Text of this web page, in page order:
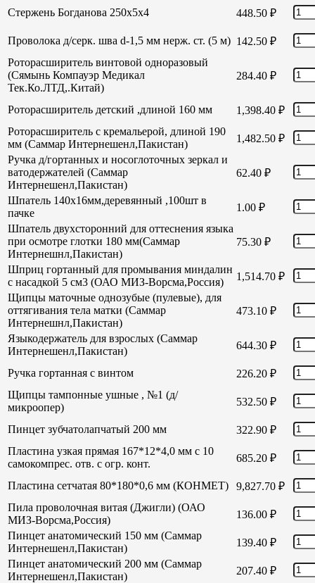
Стержень Богданова 250х5х4 448.50 ₽
Проволока д/серк. шва d-1,5 мм нерж. ст. (5 м) 142.50 ₽
Роторасширитель винтовой одноразовый
(Сямынь Компауэр Медикал
Тек.Ко.ЛТД,.Китай)
284.40 ₽
Роторасширитель детский ,длиной 160 мм 1,398.40 ₽
Роторасширитель с кремальерой, длиной 190
мм (Саммар Интернешенл,Пакистан)
1,482.50 ₽
Ручка д/гортанных и носоглоточных зеркал и
ватодержателей (Саммар
Интернешенл,Пакистан)
62.40 ₽
Шпатель 140х16мм,деревянный ,100шт в
пачке
1.00 ₽
Шпатель двухсторонний для оттеснения языка
при осмотре глотки 180 мм(Саммар
Интернешнл,Пакистан)
75.30 ₽
Шприц гортанный для промывания миндалин
с насадкой 5 см3 (ОАО МИЗ-Ворсма,Россия)
1,514.70 ₽
Щипцы маточные однозубые (пулевые), для
оттягивания тела матки (Саммар
Интернешнл,Пакистан)
473.10 ₽
Языкодержатель для взрослых (Саммар
Интернешенл,Пакистан)
644.30 ₽
Ручка гортанная с винтом 226.20 ₽
Щипцы тампонные ушные , №1 (д/
микроопер)
532.50 ₽
Пинцет зубчатолапчатый 200 мм 322.90 ₽
Пластина узкая прямая 167*12*4,0 мм с 10
самокомпрес. отв. с огр. конт.
685.20 ₽
Пластина сетчатая 80*180*0,6 мм (КОНМЕТ) 9,827.70 ₽
Пила проволочная витая (Джигли) (ОАО
МИЗ-Ворсма,Россия)
136.00 ₽
Пинцет анатомический 150 мм (Саммар
Интернешенл,Пакистан)
139.40 ₽
Пинцет анатомический 200 мм (Саммар
Интернешенл,Пакистан)
207.40 ₽